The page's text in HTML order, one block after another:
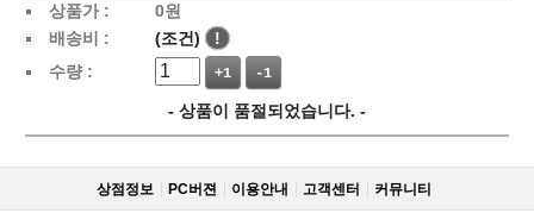
상품가 : 0원
배송비 :
(조건)
!
수량 :
+1 -1
- 상품이 품절되었습니다. -
상점정보 PC버젼 이용안내 고객센터 커뮤니티